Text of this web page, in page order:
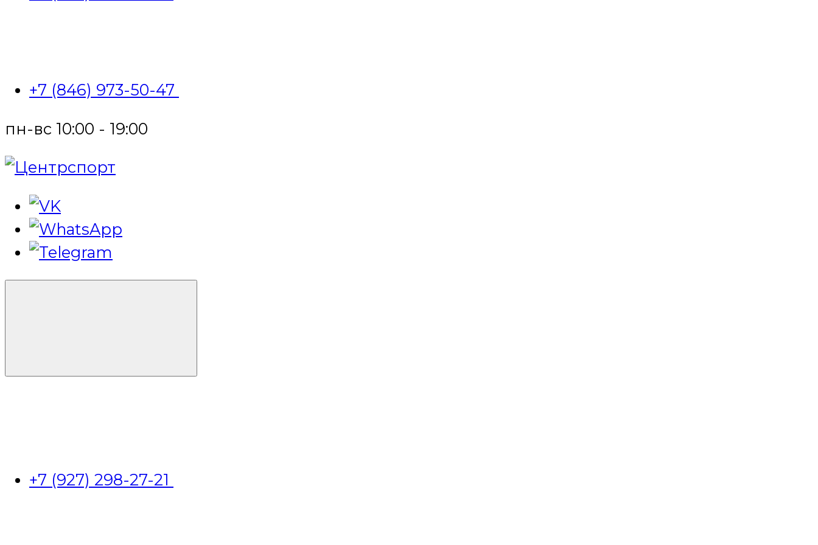
+7 (846) 973-50-47
пн-вс 10:00 - 19:00
+7 (927) 298-27-21